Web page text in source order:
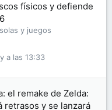
físicos y defiende
y juegos
a las 13:33
el remake de Zelda:
retrasos y se lanzará